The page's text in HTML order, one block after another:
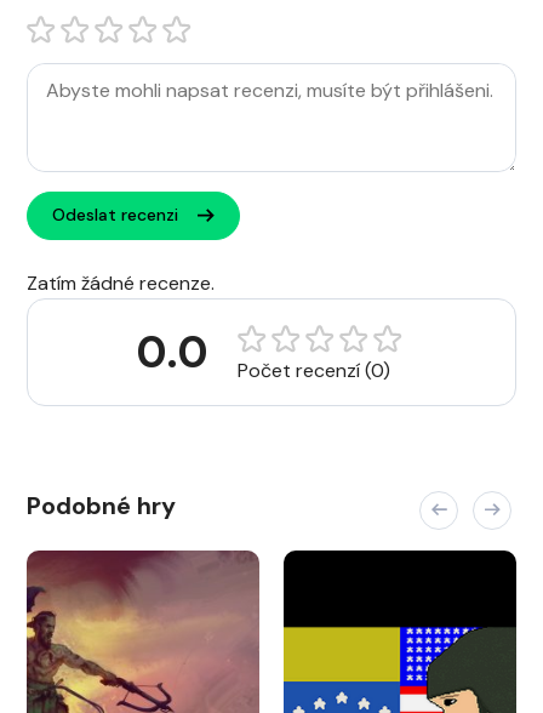
Odeslat recenzi
Zatím žádné recenze.
0.0 Počet recenzí (0)
Podobné hry